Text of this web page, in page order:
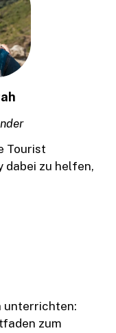
Tourist
dabei zu helfen,
unterrichten:
zum